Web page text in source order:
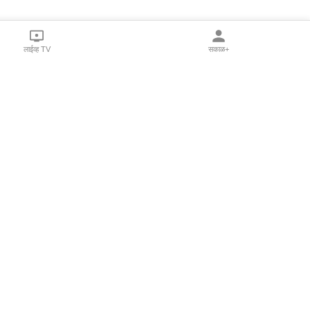
लाईव्ह TV सकाळ+